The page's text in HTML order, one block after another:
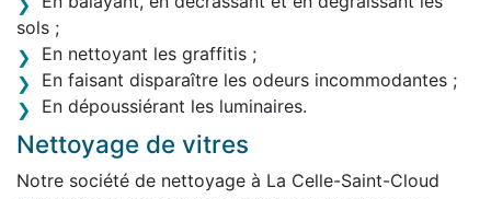
sols ;
En nettoyant les graffitis ;
En faisant disparaître les odeurs incommodantes ;
En dépoussiérant les luminaires.
Nettoyage de vitres
Notre société de nettoyage à La Celle-Saint-Cloud